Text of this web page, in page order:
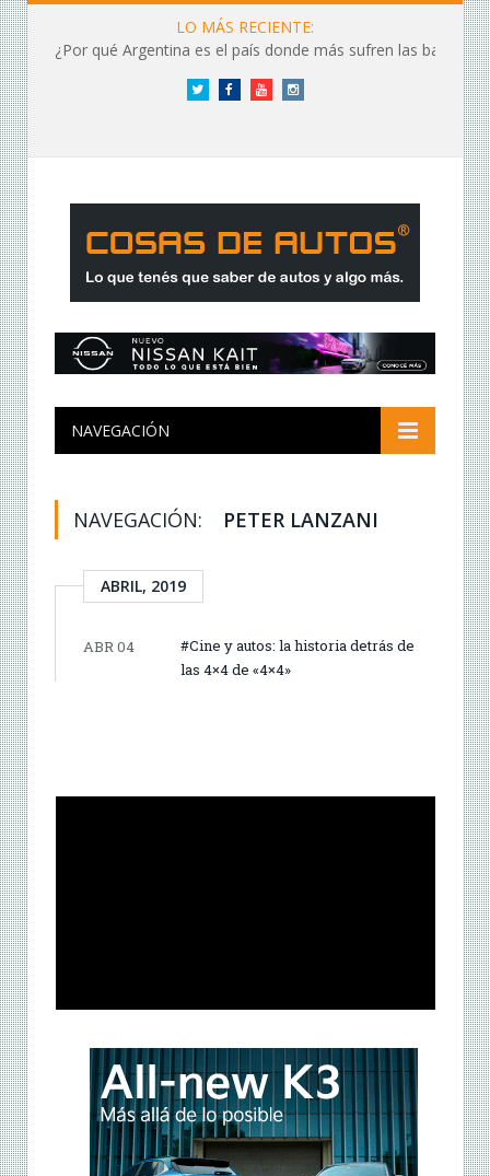
LO MÁS RECIENTE:
¿Por qué Argentina es el país donde más sufren las baterías?
Twitter FacebookYouTubeInstagram
NAVEGACIÓN
NAVEGACIÓN: PETER LANZANI
ABRIL, 2019
ABR 04
#Cine y autos: la historia detrás de
las 4×4 de «4×4»